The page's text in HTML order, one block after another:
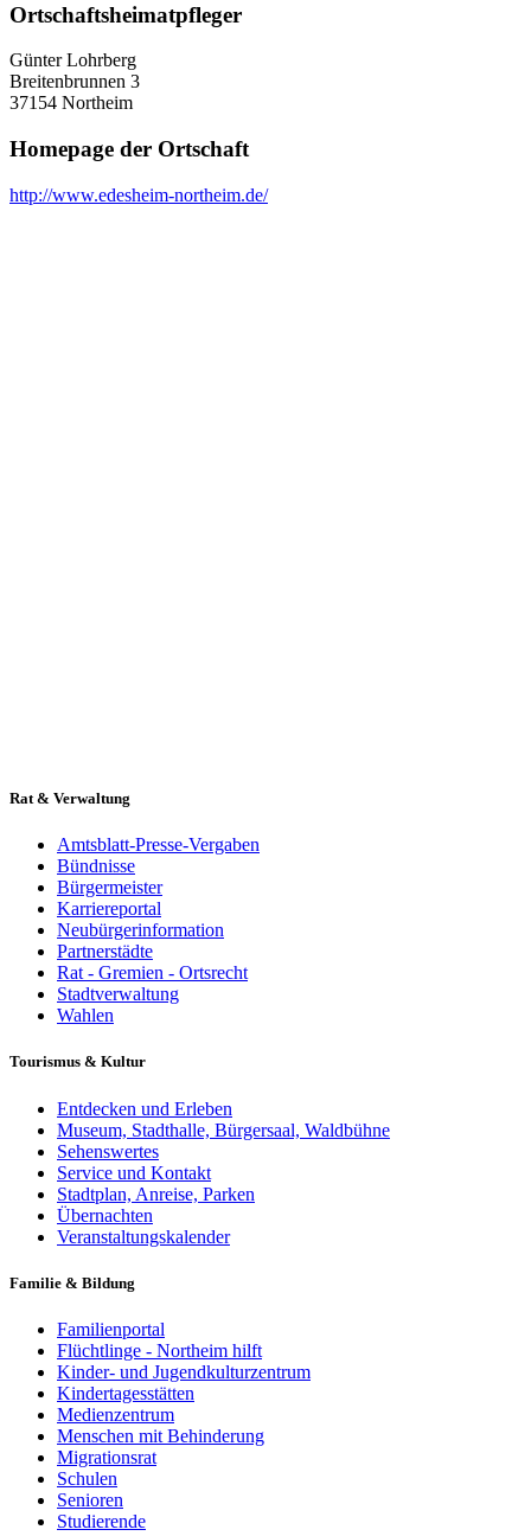
Ortschaftsheimatpfleger
Günter Lohrberg
Breitenbrunnen 3
37154 Northeim
Homepage der Ortschaft
http://www.edesheim-northeim.de/
Rat & Verwaltung
Amtsblatt-Presse-Vergaben
Bündnisse
Bürgermeister
Karriereportal
Neubürgerinformation
Partnerstädte
Rat - Gremien - Ortsrecht
Stadtverwaltung
Wahlen
Tourismus & Kultur
Entdecken und Erleben
Museum, Stadthalle, Bürgersaal, Waldbühne
Sehenswertes
Service und Kontakt
Stadtplan, Anreise, Parken
Übernachten
Veranstaltungskalender
Familie & Bildung
Familienportal
Flüchtlinge - Northeim hilft
Kinder- und Jugendkulturzentrum
Kindertagesstätten
Medienzentrum
Menschen mit Behinderung
Migrationsrat
Schulen
Senioren
Studierende